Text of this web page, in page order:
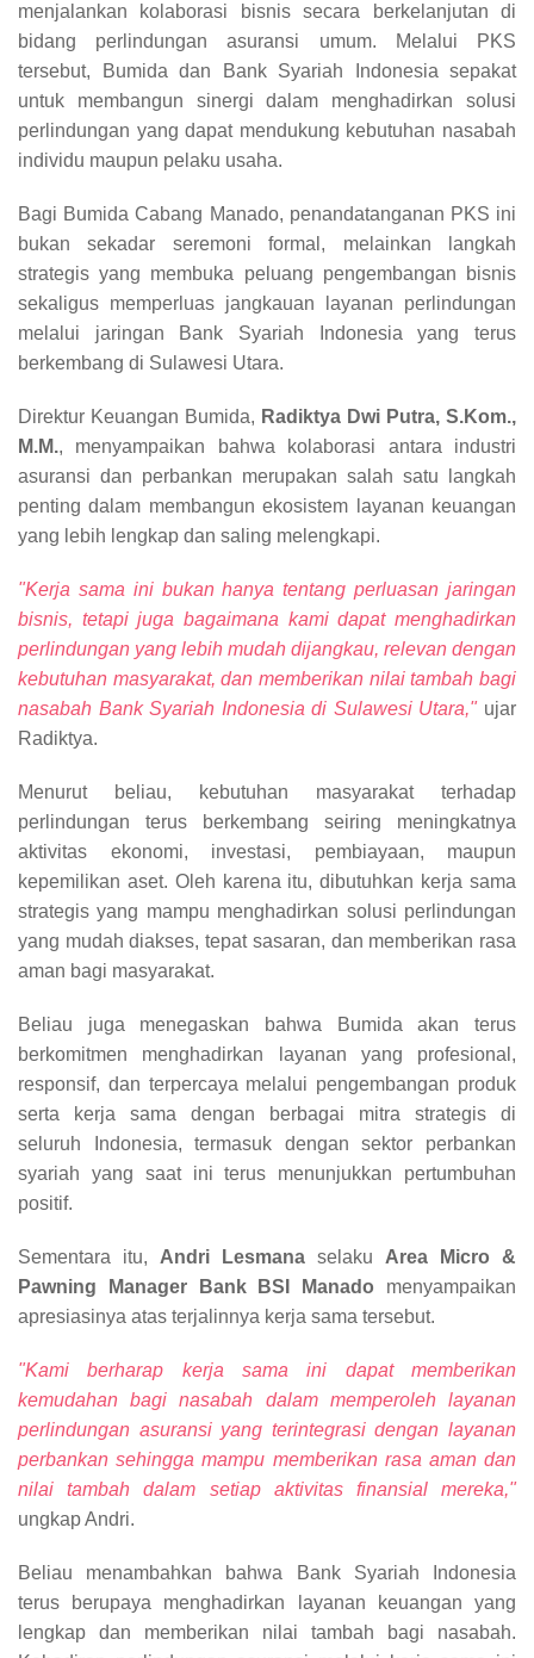
menjalankan kolaborasi bisnis secara berkelanjutan di
bidang perlindungan asuransi umum. Melalui PKS
tersebut, Bumida dan Bank Syariah Indonesia sepakat
untuk membangun sinergi dalam menghadirkan solusi
perlindungan yang dapat mendukung kebutuhan nasabah
individu maupun pelaku usaha.
Bagi Bumida Cabang Manado, penandatanganan PKS ini
bukan sekadar seremoni formal, melainkan langkah
strategis yang membuka peluang pengembangan bisnis
sekaligus memperluas jangkauan layanan perlindungan
melalui jaringan Bank Syariah Indonesia yang terus
berkembang di Sulawesi Utara.
Direktur Keuangan Bumida, Radiktya Dwi Putra, S.Kom.,
M.M., menyampaikan bahwa kolaborasi antara industri
asuransi dan perbankan merupakan salah satu langkah
penting dalam membangun ekosistem layanan keuangan
yang lebih lengkap dan saling melengkapi.
"Kerja sama ini bukan hanya tentang perluasan jaringan
bisnis, tetapi juga bagaimana kami dapat menghadirkan
perlindungan yang lebih mudah dijangkau, relevan dengan
kebutuhan masyarakat, dan memberikan nilai tambah bagi
nasabah Bank Syariah Indonesia di Sulawesi Utara,"ujar
Radiktya.
Menurut beliau, kebutuhan masyarakat terhadap
perlindungan terus berkembang seiring meningkatnya
aktivitas ekonomi, investasi, pembiayaan, maupun
kepemilikan aset. Oleh karena itu, dibutuhkan kerja sama
strategis yang mampu menghadirkan solusi perlindungan
yang mudah diakses, tepat sasaran, dan memberikan rasa
aman bagi masyarakat.
Beliau juga menegaskan bahwa Bumida akan terus
berkomitmen menghadirkan layanan yang profesional,
responsif, dan terpercaya melalui pengembangan produk
serta kerja sama dengan berbagai mitra strategis di
seluruh Indonesia, termasuk dengan sektor perbankan
syariah yang saat ini terus menunjukkan pertumbuhan
positif.
Sementara itu, Andri Lesmana selaku Area Micro &
Pawning Manager Bank BSI Manado menyampaikan
apresiasinya atas terjalinnya kerja sama tersebut.
"Kami berharap kerja sama ini dapat memberikan
kemudahan bagi nasabah dalam memperoleh layanan
perlindungan asuransi yang terintegrasi dengan layanan
perbankan sehingga mampu memberikan rasa aman dan
nilai tambah dalam setiap aktivitas finansial mereka,"
ungkap Andri.
Beliau menambahkan bahwa Bank Syariah Indonesia
terus berupaya menghadirkan layanan keuangan yang
lengkap dan memberikan nilai tambah bagi nasabah.